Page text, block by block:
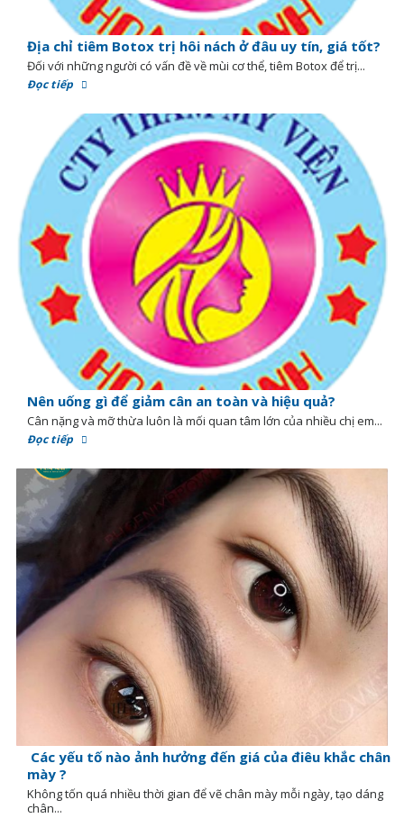
Địa chỉ tiêm Botox trị hôi nách ở đâu uy tín, giá tốt?
Đối với những người có vấn đề về mùi cơ thể, tiêm Botox để trị...
Đọc tiếp
Nên uống gì để giảm cân an toàn và hiệu quả?
Cân nặng và mỡ thừa luôn là mối quan tâm lớn của nhiều chị em...
Đọc tiếp
Các yếu tố nào ảnh hưởng đến giá của điêu khắc chân
mày ?
Không tốn quá nhiều thời gian để vẽ chân mày mỗi ngày, tạo dáng
chân...